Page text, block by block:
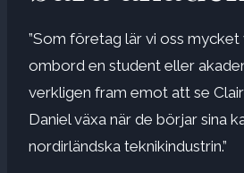
”Som företag lär vi oss mycket
ombord en student eller
verkligen fram emot att se
Daniel växa när de börjar sina
nordirländska teknikindustrin.”